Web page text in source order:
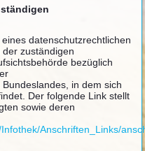
datenschutzrechtlichen
zuständigen
bezüglich
in dem sich
Der folgende Link stellt
sowie deren
Anschriften_Links/